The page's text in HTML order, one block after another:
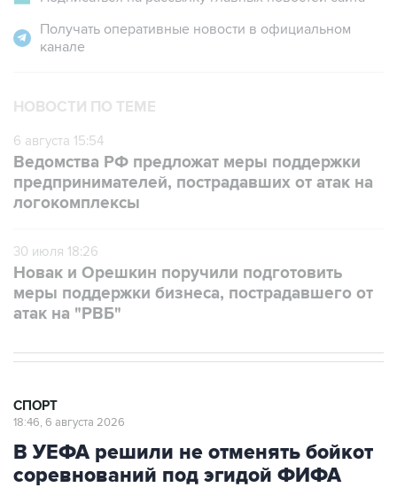
Получать оперативные новости в официальном
канале
НОВОСТИ ПО ТЕМЕ
6 августа 15:54
Ведомства РФ предложат меры поддержки
предпринимателей, пострадавших от атак на
логокомплексы
30 июля 18:26
Новак и Орешкин поручили подготовить
меры поддержки бизнеса, пострадавшего от
атак на "РВБ"
СПОРТ
18:46, 6 августа 2026
В УЕФА решили не отменять бойкот
соревнований под эгидой ФИФА